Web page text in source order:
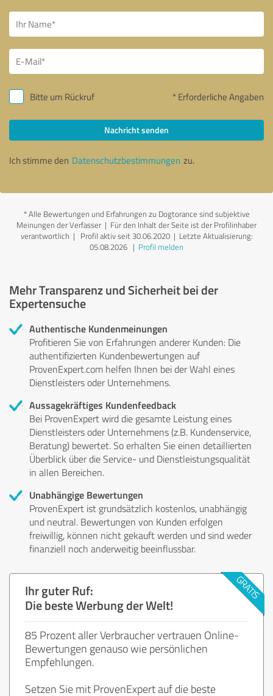
Bitte um Rückruf * Erforderliche Angaben
Nachricht senden
Ich stimme den Datenschutzbestimmungen zu.
*Alle Bewertungen und Erfahrungen zu Dogtorance sind subjektive
Meinungen der Verfasser | Für den Inhalt der Seite ist der Profilinhaber
verantwortlich | Profil aktiv seit 30.06.2020 | Letzte Aktualisierung:
05.08.2026 | Profil melden
Mehr Transparenz und Sicherheit bei der
Expertensuche
Authentische Kundenmeinungen
Profitieren Sie von Erfahrungen anderer Kunden: Die
authentifizierten Kundenbewertungen auf
ProvenExpert.com helfen Ihnen bei der Wahl eines
Dienstleisters oder Unternehmens.
Aussagekräftiges Kundenfeedback
Bei ProvenExpert wird die gesamte Leistung eines
Dienstleisters oder Unternehmens (z.B. Kundenservice,
Beratung) bewertet. So erhalten Sie einen detaillierten
Überblick über die Service- und Dienstleistungsqualität
in allen Bereichen.
Unabhängige Bewertungen
ProvenExpert ist grundsätzlich kostenlos, unabhängig
und neutral. Bewertungen von Kunden erfolgen
freiwillig, können nicht gekauft werden und sind weder
finanziell noch anderweitig beeinflussbar.
Ihr guter Ruf:
Die beste Werbung der Welt!
85 Prozent aller Verbraucher vertrauen Online-
Bewertungen genauso wie persönlichen
Empfehlungen.
Setzen Sie mit ProvenExpert auf die beste